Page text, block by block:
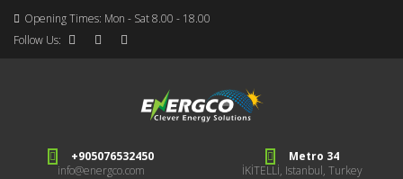
Opening Times: Mon - Sat 8.00 - 18.00
Follow Us:
+905076532450
info@energco.com
Metro 34
İKİTELLİ, Istanbul, Turkey